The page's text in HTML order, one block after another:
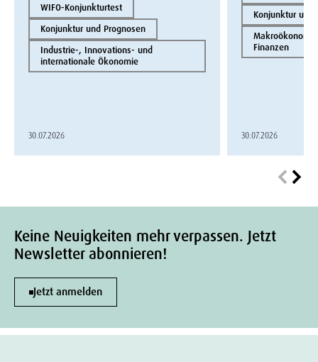
WIFO-Konjunkturtest
Konjunktur und Prognosen
Industrie-, Innovations- und
internationale Ökonomie
30.07.2026
Konjunktur und
Finanzen
30.07.2026
Keine Neuigkeiten mehr verpassen. Jetzt
Newsletter abonnieren!
Jetzt anmelden